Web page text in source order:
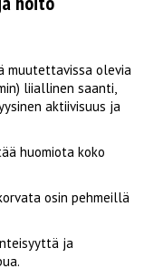
muutettavissa olevia
liiallinen saanti,
aktiivisuus ja
huomiota koko
osin pehmeillä
ja